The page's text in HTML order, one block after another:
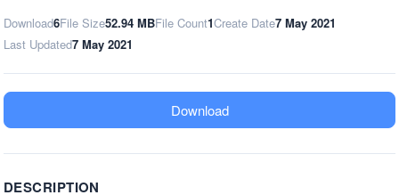
Download6File Size52.94 MBFile Count1Create Date7 May 2021
Last Updated7 May 2021
Download
DESCRIPTION